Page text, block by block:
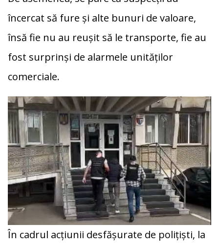
încercat să fure și alte bunuri de valoare,
însă fie nu au reușit să le transporte, fie au
fost surprinși de alarmele unităților
comerciale.
În cadrul acțiunii desfășurate de polițiști, la